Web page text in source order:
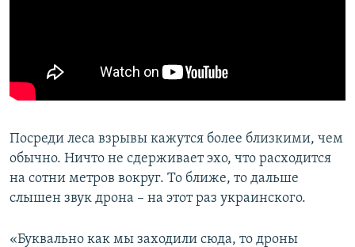
Посреди леса взрывы кажутся более близкими, чем
обычно. Ничто не сдерживает эхо, что расходится
на сотни метров вокруг. То ближе, то дальше
слышен звук дрона – на этот раз украинского.
«Буквально как мы заходили сюда, то дроны